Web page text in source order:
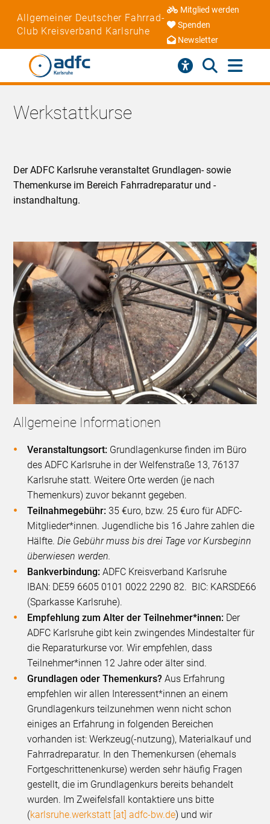
Allgemeiner Deutscher Fahrrad-
Club Kreisverband Karlsruhe
Mitglied werden
Spenden
Newsletter
Werkstattkurse
Der ADFC Karlsruhe veranstaltet Grundlagen- sowie
Themenkurse im Bereich Fahrradreparatur und -
instandhaltung.
Allgemeine Informationen
Veranstaltungsort: Grundlagenkurse finden im Büro
des ADFC Karlsruhe in der Welfenstraße 13, 76137
Karlsruhe statt. Weitere Orte werden (je nach
Themenkurs) zuvor bekannt gegeben.
Teilnahmegebühr:35 €uro, bzw. 25 €uro für ADFC-
Mitglieder*innen. Jugendliche bis 16 Jahre zahlen die
Hälfte.Die Gebühr muss bis drei Tage vor Kursbeginn
überwiesen werden.
Bankverbindung:ADFC Kreisverband Karlsruhe
IBAN: DE59 6605 0101 0022 2290 82. BIC: KARSDE66
(Sparkasse Karlsruhe).
Empfehlung zum Alter der Teilnehmer*innen: Der
ADFC Karlsruhe gibt kein zwingendes Mindestalter für
die Reparaturkurse vor. Wir empfehlen, dass
Teilnehmer*innen 12 Jahre oder älter sind.
Grundlagen oder Themenkurs? Aus Erfahrung
empfehlen wir allen Interessent*innen an einem
Grundlagenkurs teilzunehmen wenn nicht schon
einiges an Erfahrung in folgenden Bereichen
vorhanden ist: Werkzeug(-nutzung), Materialkauf und
Fahrradreparatur. In den Themenkursen (ehemals
Fortgeschrittenenkurse) werden sehr häufig Fragen
gestellt, die im Grundlagenkurs bereits behandelt
wurden. Im Zweifelsfall kontaktiere uns bitte
(karlsruhe.werkstatt [at] adfc-bw.de) und wir